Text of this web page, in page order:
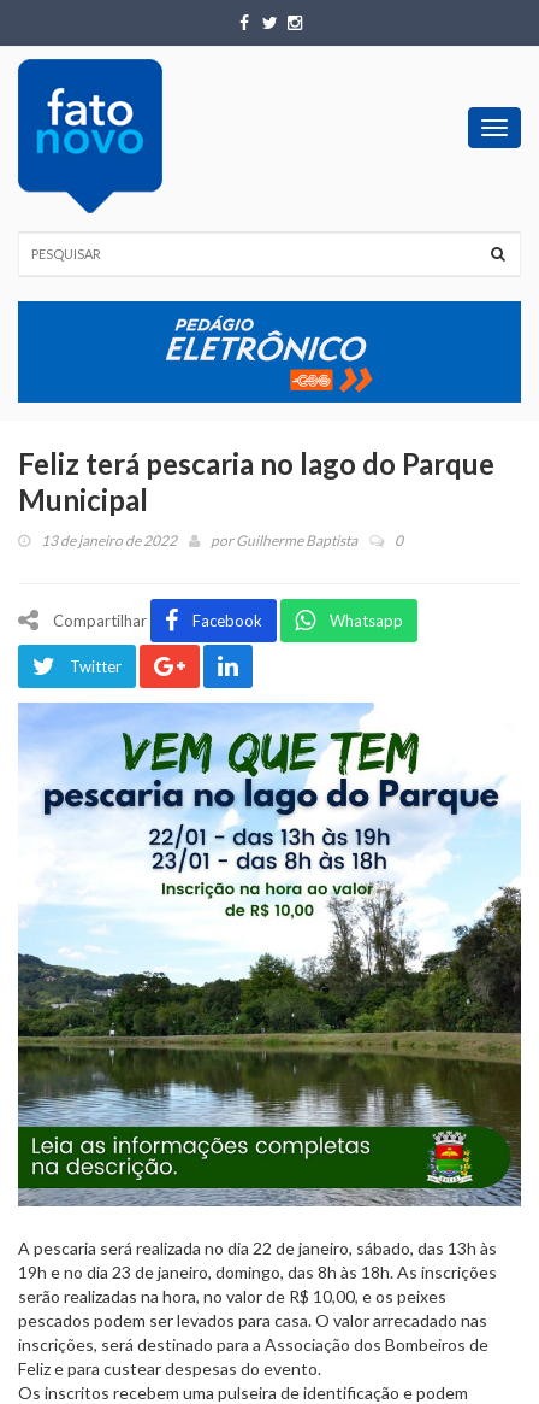
Feliz terá pescaria no lago do Parque
Municipal
13 de janeiro de 2022 porGuilherme Baptista 0
Compartilhar Facebook Whatsapp
Twitter
A pescaria será realizada no dia 22 de janeiro, sábado, das 13h às
19h e no dia 23 de janeiro, domingo, das 8h às 18h. As inscrições
serão realizadas na hora, no valor de R$ 10,00, e os peixes
pescados podem ser levados para casa. O valor arrecadado nas
inscrições, será destinado para a Associação dos Bombeiros de
Feliz e para custear despesas do evento.
Os inscritos recebem uma pulseira de identificação e podem